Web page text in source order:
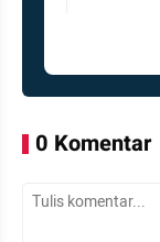
0 Komentar
Tulis Komentar